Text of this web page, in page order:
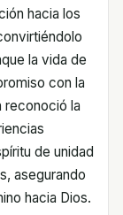
hacia los
la vida de
con la
reconoció la
de unidad
asegurando
hacia Dios.